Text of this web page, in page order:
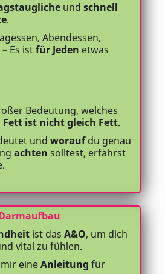
und schnell
.
Abendessen,
Es istfür Jeden etwas
Bedeutung, welches
Fett ist nicht gleich Fett.
und woraufdu genau
achten solltest, erfährst
ist das A&O, um dich
vital zu fühlen.
eineAnleitung für